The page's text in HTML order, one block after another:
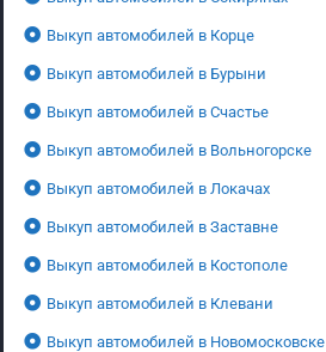
Выкуп автомобилей в Корце
Выкуп автомобилей в Бурыни
Выкуп автомобилей в Счастье
Выкуп автомобилей в Вольногорске
Выкуп автомобилей в Локачах
Выкуп автомобилей в Заставне
Выкуп автомобилей в Костополе
Выкуп автомобилей в Клевани
Выкуп автомобилей в Новомосковске